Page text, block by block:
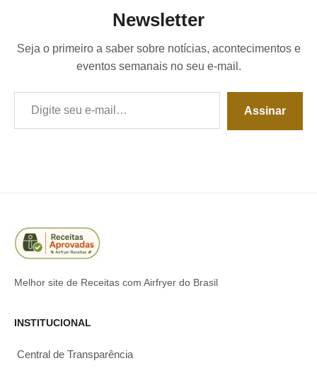
Newsletter
Seja o primeiro a saber sobre notícias, acontecimentos e
eventos semanais no seu e-mail.
Digite seu e-mail…
Assinar
Melhor site de Receitas com Airfryer do Brasil
INSTITUCIONAL
Central de Transparência